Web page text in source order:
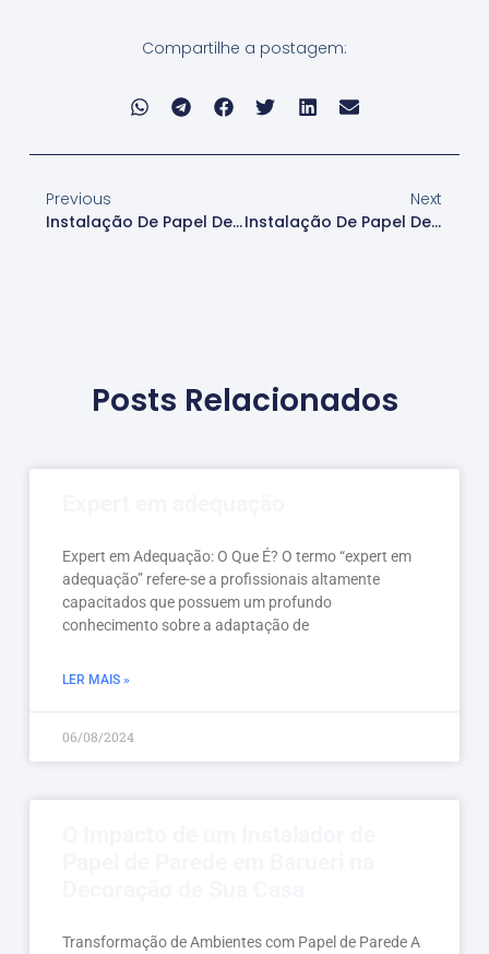
Compartilhe a postagem:
Previous
Instalação De Papel De Parede Pedras Para Residências Em Cotia
Next
Instalação De Papel De Parede Pedras Para Escritórios Em Cotia
Posts Relacionados
Expert em Adequação: O Que É? O termo “expert em
adequação” refere-se a profissionais altamente
capacitados que possuem um profundo
conhecimento sobre a adaptação de
LER MAIS »
06/08/2024
Transformação de Ambientes com Papel de Parede A